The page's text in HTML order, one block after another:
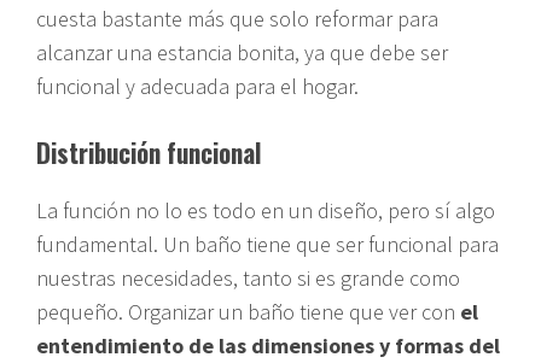
cuesta bastante más que solo reformar para
alcanzar una estancia bonita, ya que debe ser
funcional y adecuada para el hogar.
Distribución funcional
La función no lo es todo en un diseño, pero sí algo
fundamental. Un baño tiene que ser funcional para
nuestras necesidades, tanto si es grande como
pequeño. Organizar un baño tiene que ver con el
entendimiento de las dimensiones y formas del